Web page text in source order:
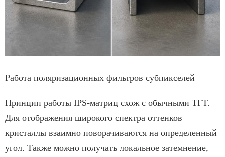
Работа поляризационных фильтров субпикселей
Принцип работы IPS-матриц схож с обычными TFT.
Для отображения широкого спектра оттенков
кристаллы взаимно поворачиваются на определенный
угол. Также можно получать локальное затемнение,